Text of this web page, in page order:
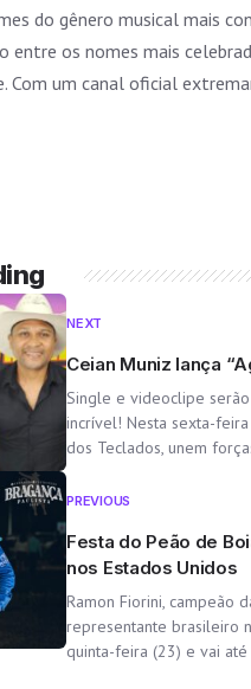
do gênero musical mais
entre os nomes mais
Com um canal oficial
NEXT
Ceian Muniz lança
Single e videoclipe
incrível! Nesta sexta-
dos Teclados, unem
PREVIOUS
Festa do Peão de
nos Estados Unidos
Ramon Fiorini, campeão
representante brasileiro
quinta-feira (23) e vai